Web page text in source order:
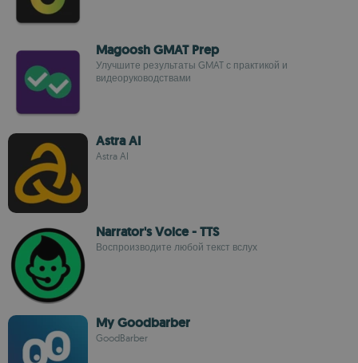
Magoosh GMAT Prep
Улучшите результаты GMAT с практикой и
видеоруководствами
Astra AI
Astra AI
Narrator's Voice - TTS
Воспроизводите любой текст вслух
My Goodbarber
GoodBarber